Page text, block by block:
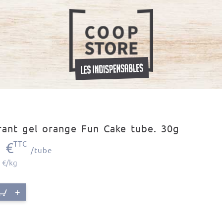
gel orange Fun Cake tube. 30g
€TTC
/tube
€/kg
+